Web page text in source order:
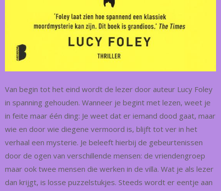
Van begin tot het eind wordt de lezer door auteur Lucy Foley
in spanning gehouden. Wanneer je begint met lezen, weet je
in feite maar één ding: Je weet dat er iemand dood gaat, maar
wie en door wie diegene vermoord is, blijft tot ver in het
verhaal een mysterie. Je beleeft hierbij de gebeurtenissen
door de ogen van verschillende mensen: de vriendengroep
maar ook twee mensen die werken in de villa. Wat je als lezer
dan krijgt, is losse puzzelstukjes. Steeds wordt er eentje aan